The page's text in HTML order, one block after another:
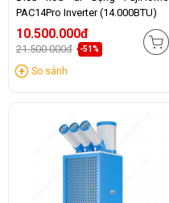
PAC14Pro Inverter (14.000BTU)
10.500.000đ
21.500.000đ -51%
So sánh